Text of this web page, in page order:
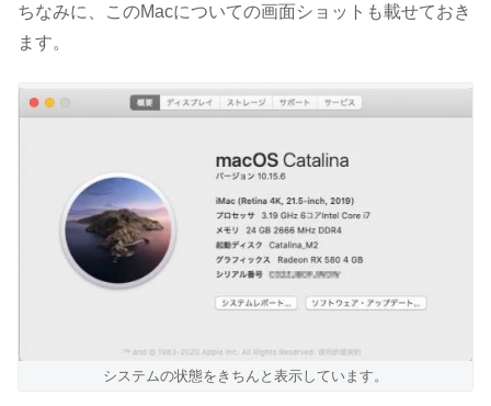
ちなみに、このMacについての画面ショットも載せておき
ます。
システムの状態をきちんと表示しています。